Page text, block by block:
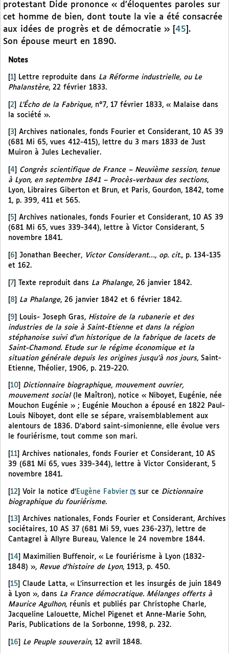
protestant Dide prononce « d’éloquentes paroles sur
cet homme de bien, dont toute la vie a été consacrée
aux idées de progrès et de démocratie »
45 .
Son épouse meurt en 1890.
Notes
1 Lettre reproduite dans La Réforme industrielle, ou Le
Phalanstère, 22 février 1833.
[2] L’Écho de la Fabrique, n°7, 17 février 1833, « Malaise dans
la société ».
3
Archives nationales, fonds Fourier et Considerant, 10 AS 39
(681 Mi 65, vues 412-415), lettre du 3 mars 1833 de Just
Muiron à Jules Lechevalier.
[4] Congrès scientifique de France – Neuvième session, tenue
à Lyon, en septembre 1841 – Procès-verbaux des sections,
Lyon, Libraires Giberton et Brun, et Paris, Gourdon, 1842, tome
1, p. 399, 411 et 565.
5
Archives nationales, fonds Fourier et Considerant, 10 AS 39
(681 Mi 65, vues 339-344), lettre à Victor Considerant, 5
novembre 1841.
6 Jonathan Beecher, Victor Considerant…, op. cit., p. 134-135
et 162.
[7] Texte reproduit dans La Phalange, 26 janvier 1842.
8 La Phalange, 26 janvier 1842 et 6 février 1842.
[9] Louis- Joseph Gras, Histoire de la rubanerie et des
industries de la soie à Saint-Etienne et dans la région
stéphanoise suivi d’un historique de la fabrique de lacets de
Saint-Chamond. Etude sur le régime économique et la
situation générale depuis les origines jusqu’à nos jours, Saint-
Etienne, Théolier, 1906, p. 219-220.
10
Dictionnaire biographique, mouvement ouvrier,
mouvement social (le Maîtron), notice « Niboyet, Eugénie, née
Mouchon Eugénie » ; Eugénie Mouchon a épousé en 1822 Paul-
Louis Niboyet, dont elle se sépare, vraisemblablement aux
alentours de 1836. D’abord saint-simonienne, elle évolue vers
le fouriérisme, tout comme son mari.
11
Archives nationales, fonds Fourier et Considerant, 10 AS
39 (681 Mi 65, vues 339-344), lettre à Victor Considerant, 5
novembre 1841.
[12] Voir la notice d’Eugène Fabvier sur ce Dictionnaire
biographique du fouriérisme.
13
Archives nationales, Fonds Fourier et Considerant, Archives
sociétaires, 10 AS 37 (681 Mi 59, vues 236-237), lettre de
Cantagrel à Allyre Bureau, Valence le 24 novembre 1844.
[14] Maximilien Buffenoir, « Le fouriérisme à Lyon (1832-
1848) », Revue d’histoire de Lyon, 1913, p. 450.
15
Claude Latta, « L’insurrection et les insurgés de juin 1849
à Lyon », dans La France démocratique. Mélanges offerts à
Maurice Agulhon, réunis et publiés par Christophe Charle,
Jacqueline Lalouette, Michel Pigenet et Anne-Marie Sohn,
Paris, Publications de la Sorbonne, 1998, p. 232.
16 Le Peuple souverain, 12 avril 1848.